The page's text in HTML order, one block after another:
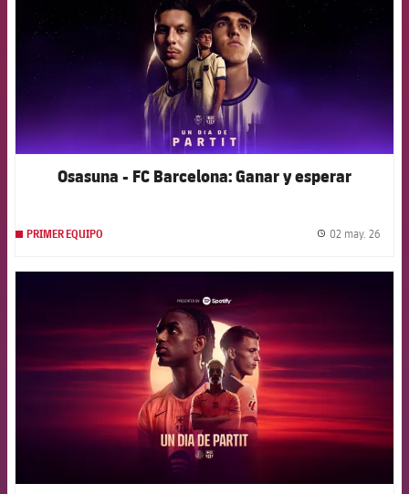
Osasuna - FC Barcelona: Ganar y esperar
PRIMER EQUIPO 02 may. 26